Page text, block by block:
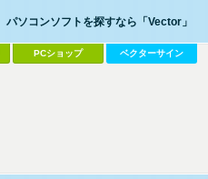
パソコンソフトを探すなら「Vector」
PCショップ ベクターサイン